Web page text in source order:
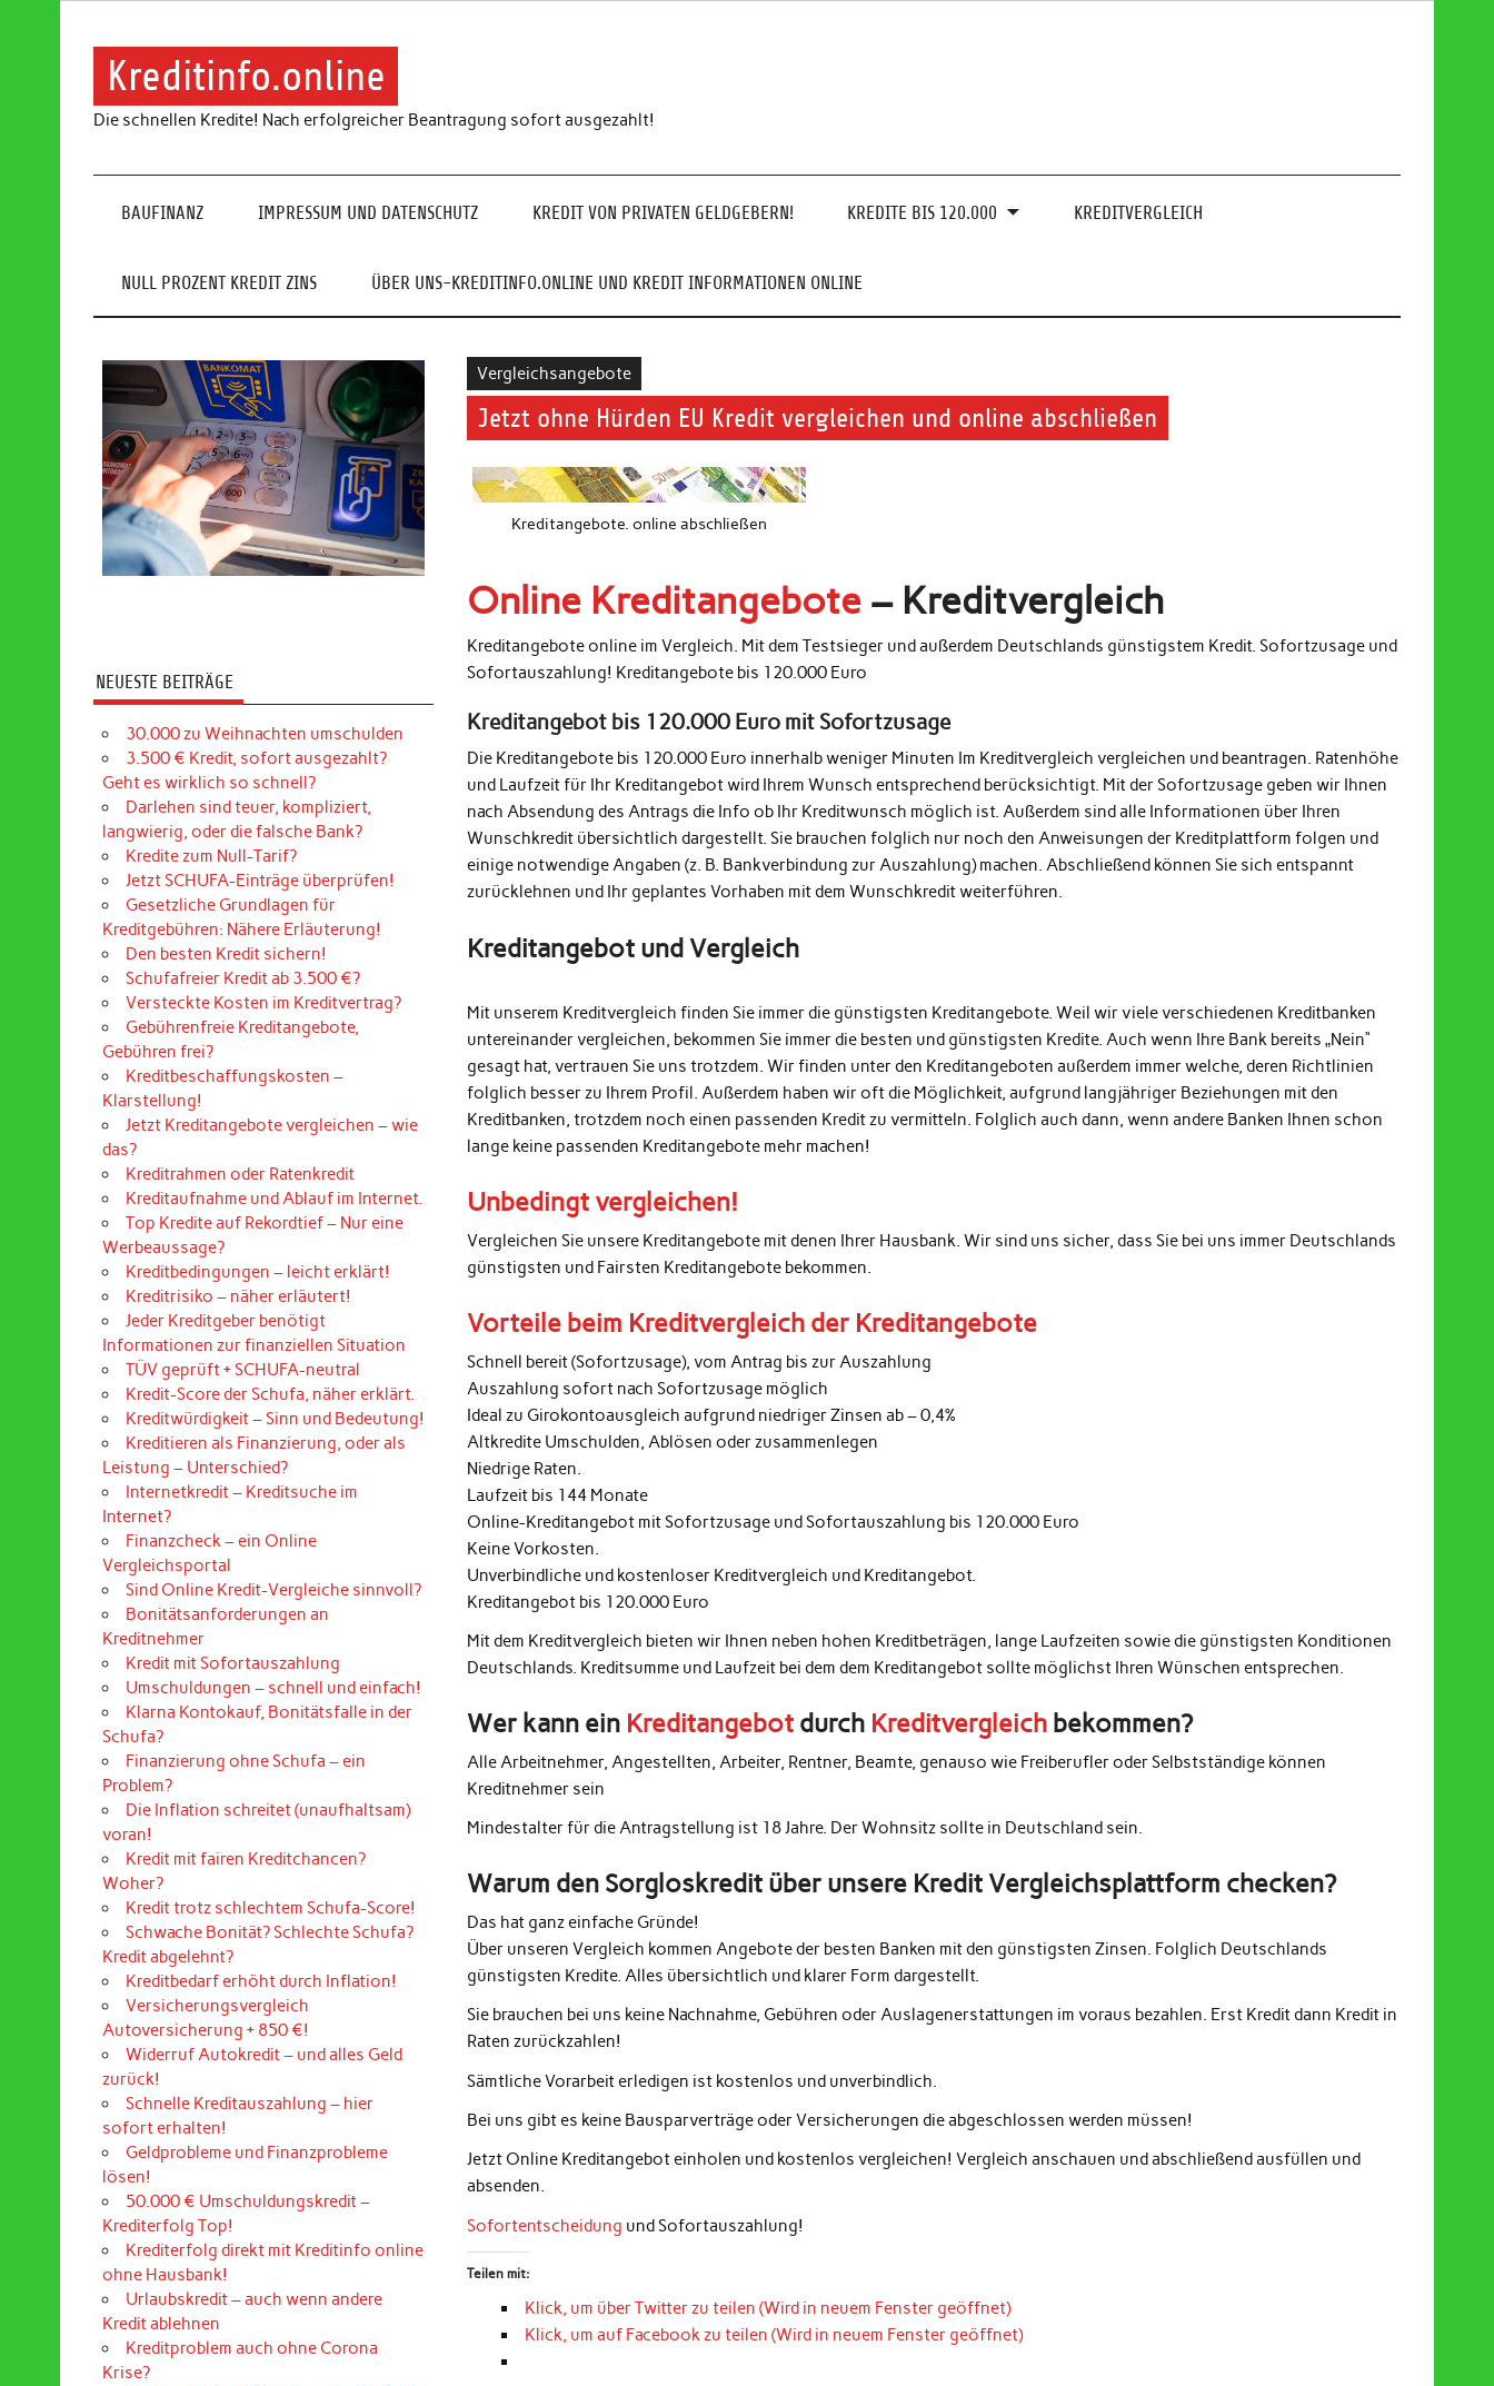
Kreditinfo.online
Die schnellen Kredite! Nach erfolgreicher Beantragung sofort ausgezahlt!
BAUFINANZ IMPRESSUM UND DATENSCHUTZ KREDIT VON PRIVATEN GELDGEBERN! KREDITE BIS 120.000 KREDITVERGLEICH
NULL PROZENT KREDIT ZINS ÜBER UNS-KREDITINFO.ONLINE UND KREDIT INFORMATIONEN ONLINE
Vergleichsangebote
Jetzt ohne Hürden EU Kredit vergleichen und online abschließen
Kreditangebote. online abschließen
Online Kreditangebote – Kreditvergleich
Kreditangebote online im Vergleich. Mit dem Testsieger und außerdem Deutschlands günstigstem Kredit. Sofortzusage und
Sofortauszahlung! Kreditangebote bis 120.000 Euro
Kreditangebot bis 120.000 Euro mit Sofortzusage
Die Kreditangebote bis 120.000 Euro innerhalb weniger Minuten Im Kreditvergleich vergleichen und beantragen. Ratenhöhe
und Laufzeit für Ihr Kreditangebot wird Ihrem Wunsch entsprechend berücksichtigt. Mit der Sofortzusage geben wir Ihnen
nach Absendung des Antrags die Info ob Ihr Kreditwunsch möglich ist. Außerdem sind alle Informationen über Ihren
Wunschkredit übersichtlich dargestellt. Sie brauchen folglich nur noch den Anweisungen der Kreditplattform folgen und
einige notwendige Angaben (z. B. Bankverbindung zur Auszahlung) machen. Abschließend können Sie sich entspannt
zurücklehnen und Ihr geplantes Vorhaben mit dem Wunschkredit weiterführen.
Kreditangebot und Vergleich
Mit unserem Kreditvergleich finden Sie immer die günstigsten Kreditangebote. Weil wir viele verschiedenen Kreditbanken
untereinander vergleichen, bekommen Sie immer die besten und günstigsten Kredite. Auch wenn Ihre Bank bereits „Nein“
gesagt hat, vertrauen Sie uns trotzdem. Wir finden unter den Kreditangeboten außerdem immer welche, deren Richtlinien
folglich besser zu Ihrem Profil. Außerdem haben wir oft die Möglichkeit, aufgrund langjähriger Beziehungen mit den
Kreditbanken, trotzdem noch einen passenden Kredit zu vermitteln. Folglich auch dann, wenn andere Banken Ihnen schon
lange keine passenden Kreditangebote mehr machen!
Unbedingt vergleichen!
Vergleichen Sie unsere Kreditangebote mit denen Ihrer Hausbank. Wir sind uns sicher, dass Sie bei uns immer Deutschlands
günstigsten und Fairsten Kreditangebote bekommen.
Vorteile beim Kreditvergleich der Kreditangebote
Schnell bereit (Sofortzusage), vom Antrag bis zur Auszahlung
Auszahlung sofort nach Sofortzusage möglich
Ideal zu Girokontoausgleich aufgrund niedriger Zinsen ab – 0,4%
Altkredite Umschulden, Ablösen oder zusammenlegen
Niedrige Raten.
Laufzeit bis 144 Monate
Online-Kreditangebot mit Sofortzusage und Sofortauszahlung bis 120.000 Euro
Keine Vorkosten.
Unverbindliche und kostenloser Kreditvergleich und Kreditangebot.
Kreditangebot bis 120.000 Euro
Mit dem Kreditvergleich bieten wir Ihnen neben hohen Kreditbeträgen, lange Laufzeiten sowie die günstigsten Konditionen
Deutschlands. Kreditsumme und Laufzeit bei dem dem Kreditangebot sollte möglichst Ihren Wünschen entsprechen.
Wer kann ein Kreditangebot durch Kreditvergleich bekommen?
Alle Arbeitnehmer, Angestellten, Arbeiter, Rentner, Beamte, genauso wie Freiberufler oder Selbstständige können
Kreditnehmer sein
Mindestalter für die Antragstellung ist 18 Jahre. Der Wohnsitz sollte in Deutschland sein.
Warum den Sorgloskredit über unsere Kredit Vergleichsplattform checken?
Das hat ganz einfache Gründe!
Über unseren Vergleich kommen Angebote der besten Banken mit den günstigsten Zinsen. Folglich Deutschlands
günstigsten Kredite. Alles übersichtlich und klarer Form dargestellt.
Sie brauchen bei uns keine Nachnahme, Gebühren oder Auslagenerstattungen im voraus bezahlen. Erst Kredit dann Kredit in
Raten zurückzahlen!
Sämtliche Vorarbeit erledigen ist kostenlos und unverbindlich.
Bei uns gibt es keine Bausparverträge oder Versicherungen die abgeschlossen werden müssen!
Jetzt Online Kreditangebot einholen und kostenlos vergleichen! Vergleich anschauen und abschließend ausfüllen und
absenden.
Sofortentscheidung und Sofortauszahlung!
Teilen mit:
Klick, um über Twitter zu teilen (Wird in neuem Fenster geöffnet)
Klick, um auf Facebook zu teilen (Wird in neuem Fenster geöffnet)
NEUESTE BEITRÄGE
30.000 zu Weihnachten umschulden
3.500 € Kredit, sofort ausgezahlt?
Geht es wirklich so schnell?
Darlehen sind teuer, kompliziert,
langwierig, oder die falsche Bank?
Kredite zum Null-Tarif?
Jetzt SCHUFA-Einträge überprüfen!
Gesetzliche Grundlagen für
Kreditgebühren: Nähere Erläuterung!
Den besten Kredit sichern!
Schufafreier Kredit ab 3.500 €?
Versteckte Kosten im Kreditvertrag?
Gebührenfreie Kreditangebote,
Gebühren frei?
Kreditbeschaffungskosten –
Klarstellung!
Jetzt Kreditangebote vergleichen – wie
das?
Kreditrahmen oder Ratenkredit
Kreditaufnahme und Ablauf im Internet.
Top Kredite auf Rekordtief – Nur eine
Werbeaussage?
Kreditbedingungen – leicht erklärt!
Kreditrisiko – näher erläutert!
Jeder Kreditgeber benötigt
Informationen zur finanziellen Situation
TÜV geprüft + SCHUFA-neutral
Kredit-Score der Schufa, näher erklärt.
Kreditwürdigkeit – Sinn und Bedeutung!
Kreditieren als Finanzierung, oder als
Leistung – Unterschied?
Internetkredit – Kreditsuche im
Internet?
Finanzcheck – ein Online
Vergleichsportal
Sind Online Kredit-Vergleiche sinnvoll?
Bonitätsanforderungen an
Kreditnehmer
Kredit mit Sofortauszahlung
Umschuldungen – schnell und einfach!
Klarna Kontokauf, Bonitätsfalle in der
Schufa?
Finanzierung ohne Schufa – ein
Problem?
Die Inflation schreitet (unaufhaltsam)
voran!
Kredit mit fairen Kreditchancen?
Woher?
Kredit trotz schlechtem Schufa-Score!
Schwache Bonität? Schlechte Schufa?
Kredit abgelehnt?
Kreditbedarf erhöht durch Inflation!
Versicherungsvergleich
Autoversicherung + 850 €!
Widerruf Autokredit – und alles Geld
zurück!
Schnelle Kreditauszahlung – hier
sofort erhalten!
Geldprobleme und Finanzprobleme
lösen!
50.000 € Umschuldungskredit –
Krediterfolg Top!
Krediterfolg direkt mit Kreditinfo online
ohne Hausbank!
Urlaubskredit – auch wenn andere
Kredit ablehnen
Kreditproblem auch ohne Corona
Krise?